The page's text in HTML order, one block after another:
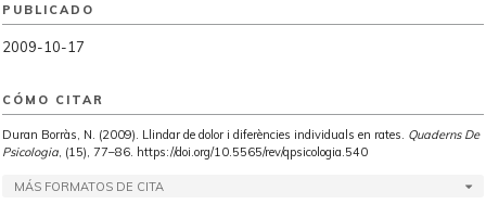
PUBLICADO
2009-10-17
CÓMO CITAR
Duran Borràs, N. (2009). Llindar de dolor i diferències individuals en rates. Quaderns De
Psicologia, (15), 77–86. https://doi.org/10.5565/rev/qpsicologia.540
MÁS FORMATOS DE CITA